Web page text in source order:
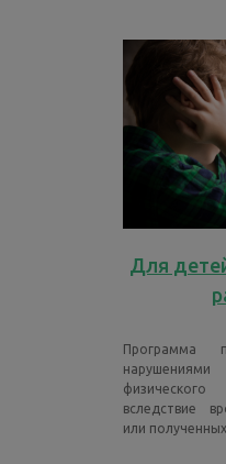
Для
Программа
физического
вследствие
или